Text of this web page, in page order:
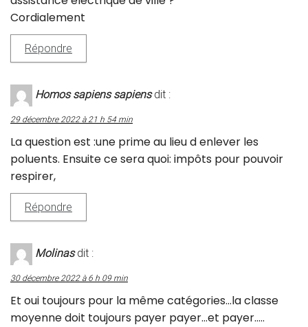
Cordialement
Répondre
Homos sapiens sapiens dit :
29 décembre 2022 à 21 h 54 min
La question est :une prime au lieu d enlever les
poluents. Ensuite ce sera quoi: impôts pour pouvoir
respirer,
Répondre
Molinas dit :
30 décembre 2022 à 6 h 09 min
Et oui toujours pour la même catégories…la classe
moyenne doit toujours payer payer…et payer…..